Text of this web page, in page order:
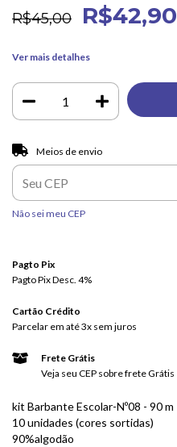
R$45,00 R$42,90
Ver mais detalhes
Entregas para o CEP:
Meios de envio
Não sei meu CEP
Pagto Pix
Pagto Pix Desc. 4%
Cartão Crédito
Parcelar em até 3x sem juros
Frete Grátis
Veja seu CEP sobre frete Grátis
kit Barbante Escolar-Nº08 - 90 m
10 unidades (cores sortidas)
90%algodão